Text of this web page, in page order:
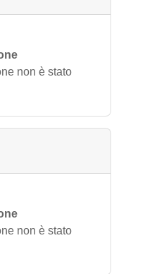
non è stato
non è stato